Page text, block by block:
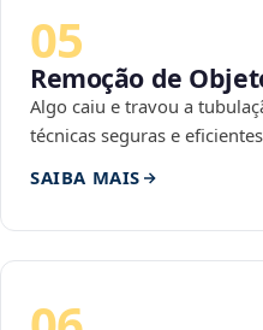
05
Remoção de
Algo caiu e travou a
técnicas seguras e
SAIBA MAIS